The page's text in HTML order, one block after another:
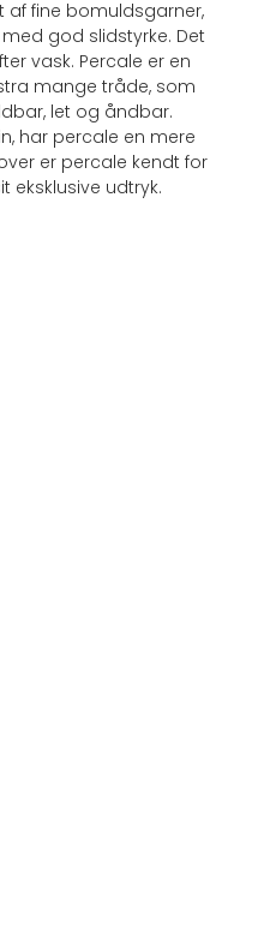
fine bomuldsgarner,
god slidstyrke. Det
vask. Percale er en
mange tråde, som
let og åndbar.
har percale en mere
er percale kendt for
eksklusive udtryk.